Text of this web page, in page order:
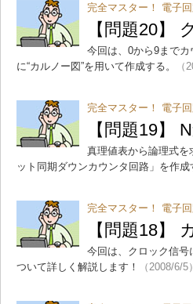
完全マスター！ 電子
【問題20】
今回は、0から9まで
に“カルノー図”を用いて作成する。
（
完全マスター！ 電子
【問題19】
真理値表から論理式を
ット同期ダウンカウンタ回路」を作成
完全マスター！ 電子
【問題18】
今回は、クロック信号
ついて詳しく解説します！
（2008/6/5）